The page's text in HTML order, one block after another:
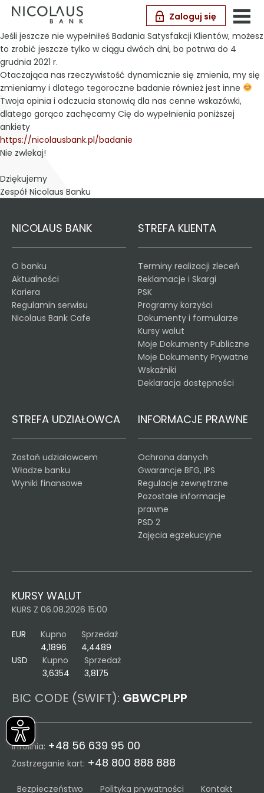
Zaloguj się
Jeśli jeszcze nie wypełniłeś Badania Satysfakcji Klientów, możesz
to zrobić jeszcze tylko w ciągu dwóch dni, bo potrwa do 4
grudnia 2021 r.
Otaczająca nas rzeczywistość dynamicznie się zmienia, my się
zmieniamy i dlatego tegoroczne badanie również jest inne
Twoja opinia i odczucia stanowią dla nas cenne wskazówki,
dlatego gorąco zachęcamy Cię do wypełnienia poniższej
ankiety
https://nicolausbank.pl/badanie
Nie zwlekaj!
Dziękujemy
Zespół Nicolaus Banku
NICOLAUS BANK
O banku
Aktualności
Kariera
Regulamin serwisu
Nicolaus Bank Cafe
STREFA KLIENTA
Terminy realizacji zleceń
Reklamacje i Skargi
PSK
Programy korzyści
Dokumenty i formularze
Kursy walut
Moje Dokumenty Publiczne
Moje Dokumenty Prywatne
Wskaźniki
Deklaracja dostępności
STREFA UDZIAŁOWCA
Zostań udziałowcem
Władze banku
Wyniki finansowe
INFORMACJE PRAWNE
Ochrona danych
Gwarancje BFG, IPS
Regulacje zewnętrzne
Pozostałe informacje
prawne
PSD 2
Zajęcia egzekucyjne
KURSY WALUT
KURS Z 06.08.2026 15:00
EUR
Kupno
4,1896
Sprzedaż
4,4489
USD
Kupno
3,6354
Sprzedaż
3,8175
BIC CODE (SWIFT): GBWCPLPP
Infolinia: +48 56 639 95 00
Zastrzeganie kart: +48 800 888 888
Bezpieczeństwo Polityka prywatności Kontakt